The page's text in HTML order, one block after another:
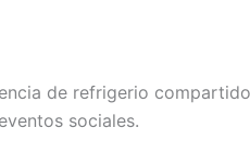
de refrigerio
sociales.